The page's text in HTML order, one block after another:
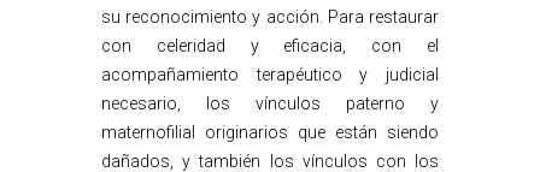
su reconocimiento y acción. Para restaurar
con celeridad y eficacia, con el
acompañamiento terapéutico y judicial
necesario, los vínculos paterno y
maternofilial originarios que están siendo
dañados, y también los vínculos con los